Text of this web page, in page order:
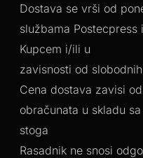
Dostava se vrši od
službama Postecpress
Kupcem i/ili u
zavisnosti od
Cena dostava zavisi
obračunata u skladu
stoga
Rasadnik ne snosi